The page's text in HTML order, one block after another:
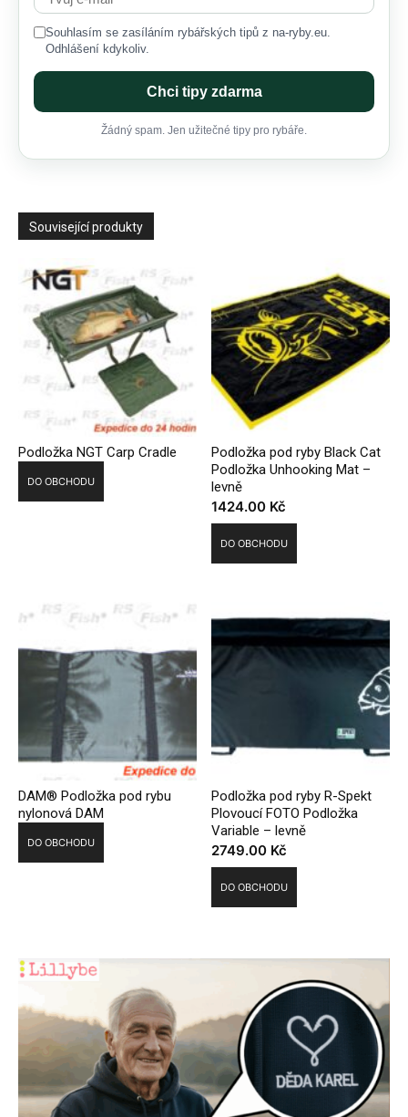
Souhlasím se zasíláním rybářských tipů z na-ryby.eu.
Odhlášení kdykoliv.
Chci tipy zdarma
Žádný spam. Jen užitečné tipy pro rybáře.
Související produkty
Podložka NGT Carp Cradle
DO OBCHODU
Podložka pod ryby Black Cat
Podložka Unhooking Mat –
levně
1424.00 Kč
DO OBCHODU
DAM® Podložka pod rybu
nylonová DAM
DO OBCHODU
Podložka pod ryby R-Spekt
Plovoucí FOTO Podložka
Variable – levně
2749.00 Kč
DO OBCHODU